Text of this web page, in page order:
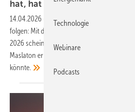
hat, hat dieMacht
14.04.2026
Der Netzausbau hat dem
folgen: Mit dem aktuellen Gesetzentwurf
2026 scheint dieser Grundsatz zu fallen.
Maslaton erläutert in seiner Kolumne, was
könnte.
Technologie
Webinare
Podcasts